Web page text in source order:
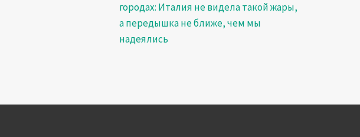
городах: Италия не видела такой жары,
а передышка не ближе, чем мы
надеялись